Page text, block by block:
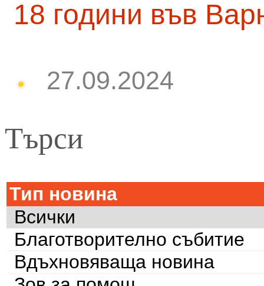
18 години във
27.09.2024
Търси
Тип новина
Всички
Благотворително събитие
Вдъхновяваща новина